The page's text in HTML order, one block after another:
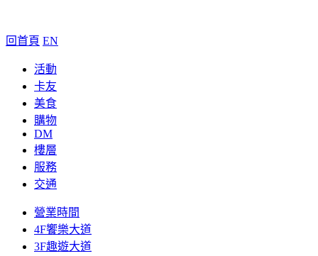
回首頁 EN
活動
卡友
美食
購物
DM
樓層
服務
交通
營業時間
4F饗樂大道
3F趣遊大道